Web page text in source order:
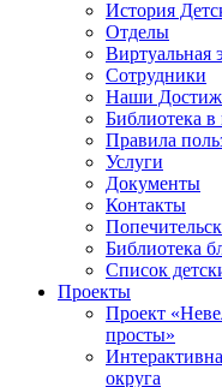
История
Отделы
Виртуальная
Сотрудники
Наши
Библиотека в
Правила
Услуги
Документы
Контакты
Библиотека
Список
Проекты
Проект
просты»
округа